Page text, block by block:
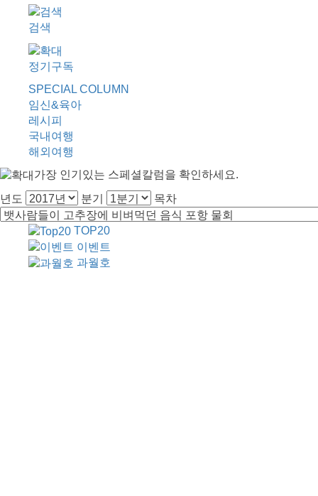
검색
정기구독
SPECIAL COLUMN
임신&육아
레시피
국내여행
해외여행
가장 인기있는 스페셜칼럼을 확인하세요.
년도
분기 목차
TOP20
이벤트
과월호